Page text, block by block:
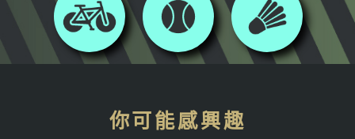
你可能感興趣